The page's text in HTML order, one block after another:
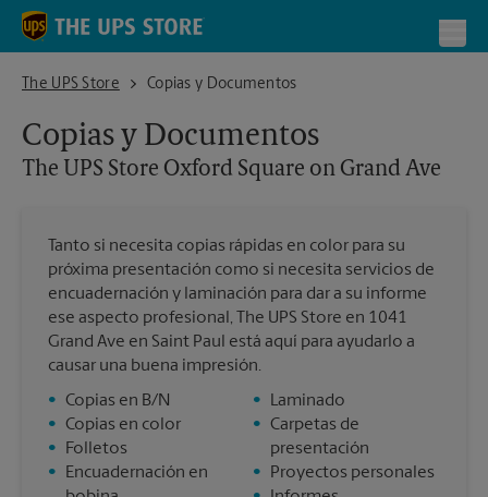
Skip to content
Return to Nav
The UPS Store
The UPS Store Oxford Square on Grand Ave
Copias y Documentos
Copias y Documentos
The UPS Store Oxford Square on Grand Ave
Tanto si necesita copias rápidas en color para su
próxima presentación como si necesita servicios de
encuadernación y laminación para dar a su informe
ese aspecto profesional, The UPS Store en 1041
Grand Ave en Saint Paul está aquí para ayudarlo a
causar una buena impresión.
• Copias en B/N
• Copias en color
•
Folletos
•
Encuadernación en
•
Laminado
• Carpetas de
presentación
•
Proyectos personales